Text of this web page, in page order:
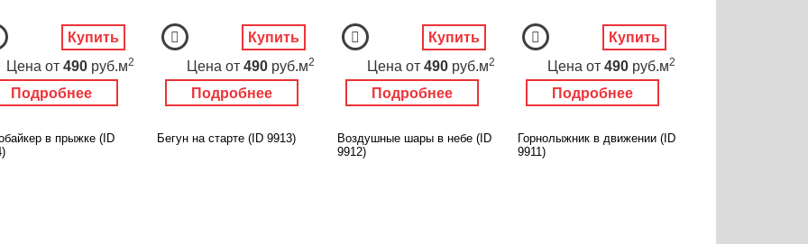
Подробнее
Цена от 490 руб.м2
Купить
Подробнее
Цена от 490 руб.м2
Купить
Подробнее
Цена от 490 руб.м2
Купить
Подробнее
Цена от 490 руб.м2
Купить
в прыжке (ID
Бегун на старте (ID 9913)
Воздушные шары в небе (ID
9912)
Горнолыжник в движении (ID
9911)